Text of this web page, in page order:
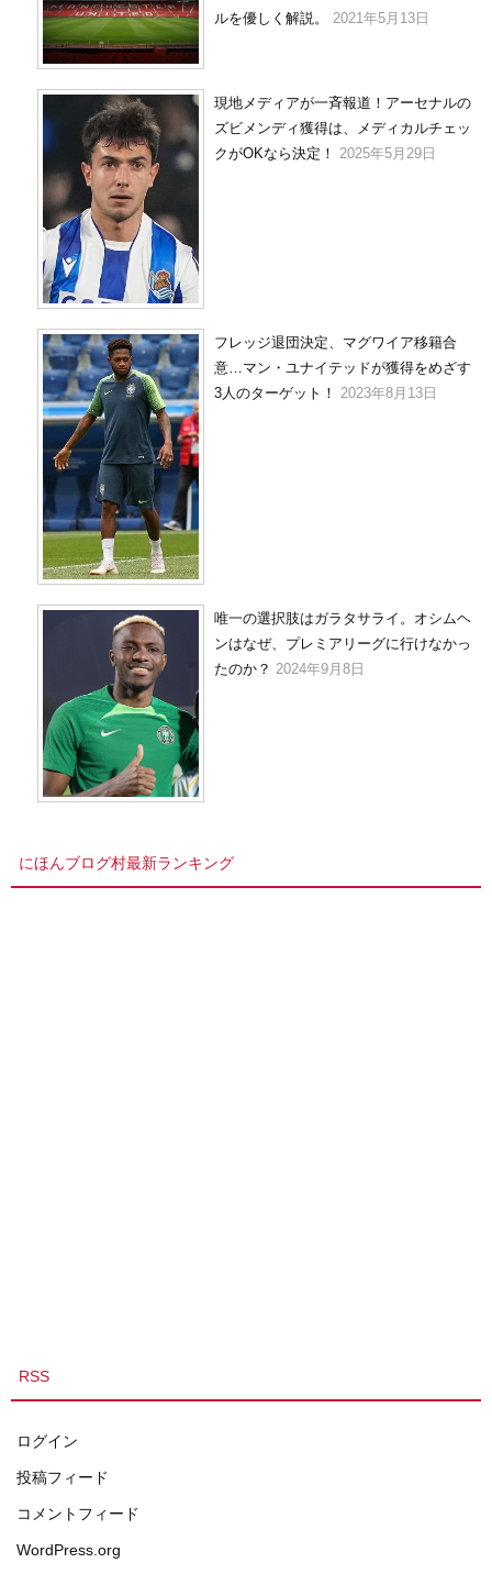
ルを優しく解説。
2021年5月13日
現地メディアが一斉報道！アーセナルの
ズビメンディ獲得は、メディカルチェッ
クがOKなら決定！ 2025年5月29日
フレッジ退団決定、マグワイア移籍合
意…マン・ユナイテッドが獲得をめざす
3人のターゲット！
2023年8月13日
唯一の選択肢はガラタサライ。オシムヘ
ンはなぜ、プレミアリーグに行けなかっ
たのか？ 2024年9月8日
にほんブログ村最新ランキング
RSS
ログイン
投稿フィード
コメントフィード
WordPress.org